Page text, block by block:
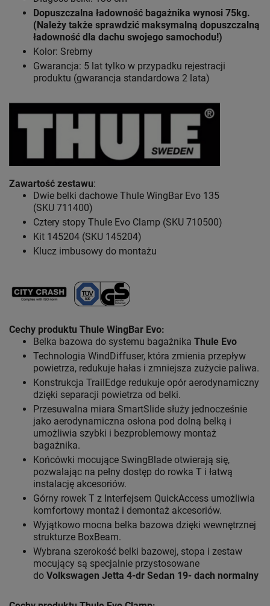
Dopuszczalna ładowność bagażnika wynosi 75kg.
(Należy także sprawdzić maksymalną dopuszczalną
ładowność dla dachu swojego samochodu!)
Kolor: Srebrny
Gwarancja: 5 lat tylko w przypadku rejestracji
produktu (gwarancja standardowa 2 lata)
Zawartość zestawu:
Dwie belki dachowe Thule WingBar Evo 135
(SKU 711400)
Cztery stopy Thule Evo Clamp (SKU 710500)
Kit 145204 (SKU 145204)
Klucz imbusowy do montażu
Cechy produktu Thule WingBar Evo:
Belka bazowa do systemu bagażnika Thule Evo
Technologia WindDiffuser, która zmienia przepływ
powietrza, redukuje hałas i zmniejsza zużycie paliwa.
Konstrukcja TrailEdge redukuje opór aerodynamiczny
dzięki separacji powietrza od belki.
Przesuwalna miara SmartSlide służy jednocześnie
jako aerodynamiczna osłona pod dolną belką i
umożliwia szybki i bezproblemowy montaż
bagażnika.
Końcówki mocujące SwingBlade otwierają się,
pozwalając na pełny dostęp do rowka T i łatwą
instalację akcesoriów.
Górny rowek T z Interfejsem QuickAccess umożliwia
komfortowy montaż i demontaż akcesoriów.
Wyjątkowo mocna belka bazowa dzięki wewnętrznej
strukturze BoxBeam.
Wybrana szerokość belki bazowej, stopa i zestaw
mocujący są specjalnie przystosowane
do Volkswagen Jetta 4-dr Sedan 19- dach normalny